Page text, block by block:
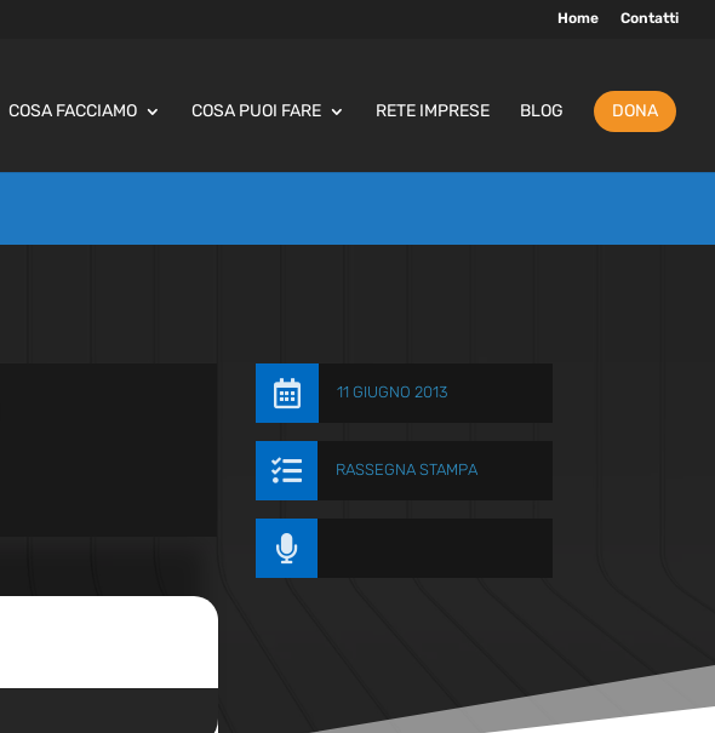
Home Contatti
COSA FACCIAMO COSA PUOI FARE RETE IMPRESE BLOG DONA
 11 GIUGNO 2013
 RASSEGNA STAMPA
